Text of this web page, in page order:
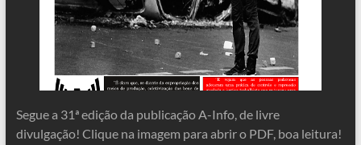
Segue a 31ª edição da publicação A-Info, de livre
divulgação! Clique na imagem para abrir o PDF, boa leitura!